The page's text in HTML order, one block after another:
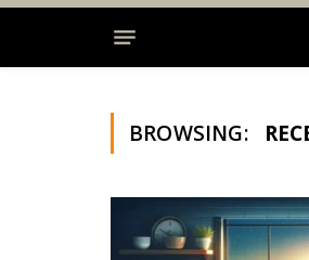
BROWSING: